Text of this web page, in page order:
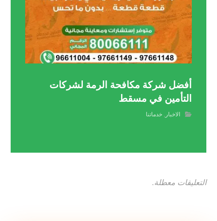
أفضل شركة مكافحة الرمة لشركات
التأمين في مسقط
الاخبار ,خدماتنا
التعليقات معطلة.